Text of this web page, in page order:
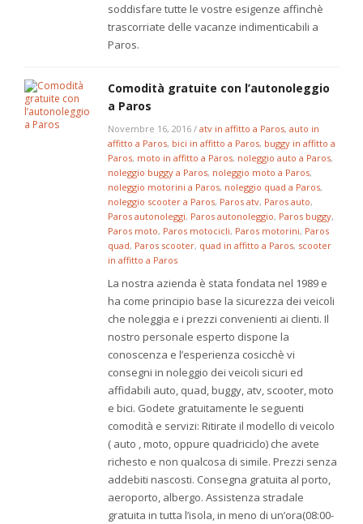
soddisfare tutte le vostre esigenze affinchè
trascorriate delle vacanze indimenticabili a
Paros.
Comodità gratuite con l’autonoleggio
a Paros
Novembre 16, 2016 /atv in affitto a Paros,auto in
affitto a Paros, bici in affitto a Paros, buggy in affitto a
Paros, moto in affitto a Paros, noleggio auto a Paros,
noleggio buggy a Paros, noleggio moto a Paros,
noleggio motorini a Paros, noleggio quad a Paros,
noleggio scooter a Paros, Paros atv, Paros auto,
Paros autonoleggi, Paros autonoleggio, Paros buggy,
Paros moto, Paros motocicli, Paros motorini, Paros
quad, Paros scooter, quad in affitto a Paros, scooter
in affitto a Paros
La nostra azienda è stata fondata nel 1989 e
ha come principio base la sicurezza dei veicoli
che noleggia e i prezzi convenienti ai clienti. Il
nostro personale esperto dispone la
conoscenza e l’esperienza cosicchè vi
consegni in noleggio dei veicoli sicuri ed
affidabili auto, quad, buggy, atv, scooter, moto
e bici. Godete gratuitamente le seguenti
comodità e servizi: Ritirate il modello di veicolo
( auto , moto, oppure quadriciclo) che avete
richesto e non qualcosa di simile. Prezzi senza
addebiti nascosti. Consegna gratuita al porto,
aeroporto, albergo. Assistenza stradale
gratuita in tutta l’isola, in meno di un’ora(08:00-